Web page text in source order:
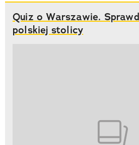
Quiz o Warszawie.
polskiej stolicy